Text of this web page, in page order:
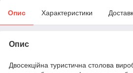
Опис Характеристики
Опис
Двосекційна туристична столова